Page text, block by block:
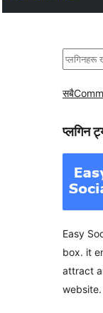
खोज्नुहोस्
सबै
प्लगिन
Easy
box. it
attract
website.